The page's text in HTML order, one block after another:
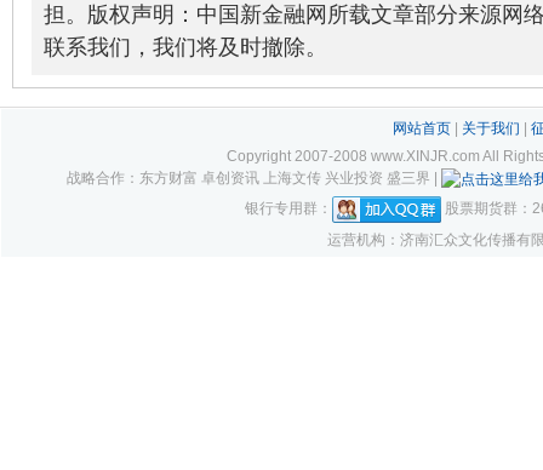
担。版权声明：中国新金融网所载文章部分来源网
联系我们，我们将及时撤除。
网站首页| 关于我们
Copyright 2007-2008 www.XINJR.com All
战略合作：东方财富 卓创资讯 上海文传 兴业投资 盛三界 |
银行专用群：
股票期货群：
运营机构：济南汇众文化传播有